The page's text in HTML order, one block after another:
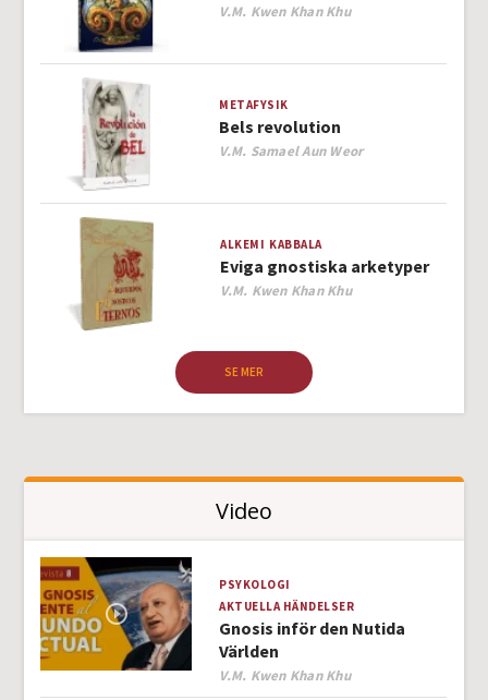
Author
V.M. Kwen Khan Khu
METAFYSIK
Bels revolution
Author
V.M. Samael Aun Weor
ALKEMI KABBALA
Eviga gnostiska arketyper
Author
V.M. Kwen Khan Khu
SE MER
Video
PSYKOLOGI
AKTUELLA HÄNDELSER
Gnosis inför den Nutida
Världen
Author
V.M. Kwen Khan Khu